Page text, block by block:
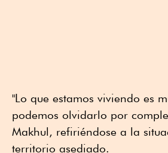
"Lo que estamos viviendo es
podemos olvidarlo por
Makhul, refiriéndose a la
territorio asediado.